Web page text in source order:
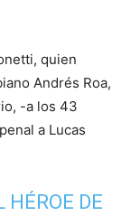
quien
Andrés Roa,
-a los 43
a Lucas
HÉROE DE